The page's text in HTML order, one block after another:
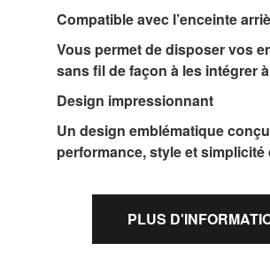
Compatible avec l’enceinte
Vous permet de disposer vos
sans fil de façon à les intégrer
Design impressionnant
Un design emblématique
performance, style et
PLUS